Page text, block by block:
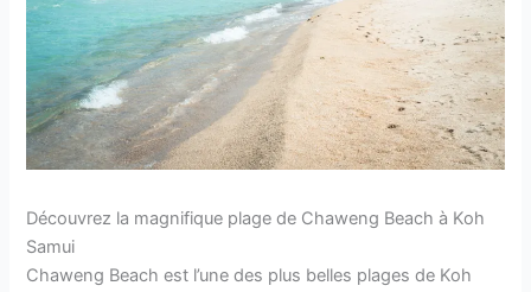
Découvrez la magnifique plage de Chaweng Beach à Koh
Samui
Chaweng Beach est l’une des plus belles plages de Koh